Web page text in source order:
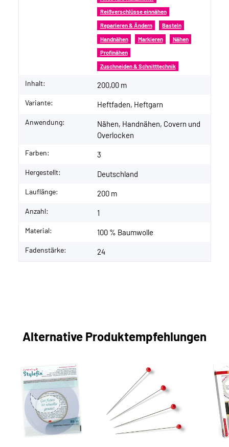
Reißverschlüsse einnähen
Reparieren & Ändern Basteln
Handnähen Markieren Nähen
Profinähen
Zuschneiden & Schnitttechnik
Inhalt: 200,00 m
Variante: Heftfaden, Heftgarn
Anwendung:
Nähen, Handnähen, Covern und
Overlocken
Farben: 3
Hergestellt: Deutschland
Lauflänge: 200 m
Anzahl: 1
Material: 100 % Baumwolle
Fadenstärke: 24
Alternative Produktempfehlungen